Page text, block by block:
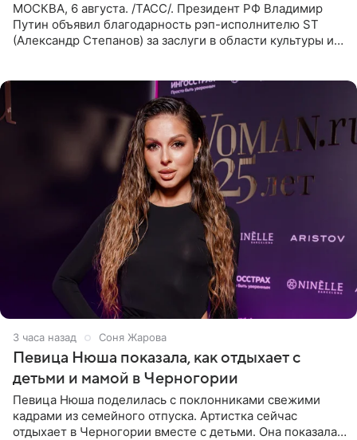
МОСКВА, 6 августа. /ТАСС/. Президент РФ Владимир
Путин объявил благодарность рэп-исполнителю ST
(Александр Степанов) за заслуги в области культуры и
3 часа назад Соня Жарова
Певица Нюша показала, как отдыхает с
детьми и мамой в Черногории
Певица Нюша поделилась с поклонниками свежими
кадрами из семейного отпуска. Артистка сейчас
отдыхает в Черногории вместе с детьми. Она показала,